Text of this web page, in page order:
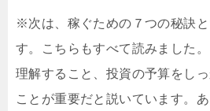
※次は、稼ぐための７つの秘訣
す。こちらもすべて読みました
理解すること、投資の予算をし
ことが重要だと説いています。